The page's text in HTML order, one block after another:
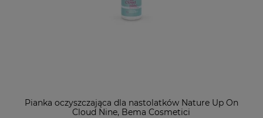
Pianka oczyszczająca dla nastolatków Nature Up On
Cloud Nine, Bema Cosmetici